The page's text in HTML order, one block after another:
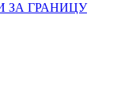
ЗА ГРАНИЦУ